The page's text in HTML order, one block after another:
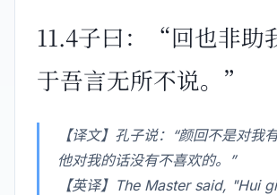
11.4子曰：“回也非助
于吾言无所不说。”
【译文】孔子说：“颜回不是对我
他对我的话没有不喜欢的。”
【英译】The Master said, "Hui